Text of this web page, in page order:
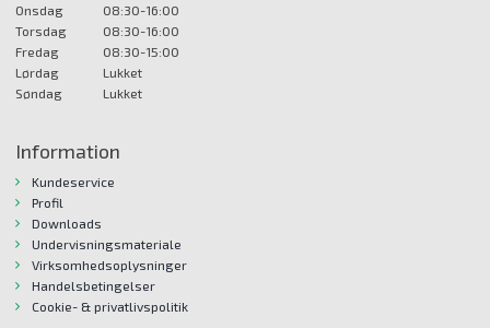
Onsdag
08:30-16:00
Torsdag
08:30-16:00
Fredag
08:30-15:00
Lørdag
Lukket
Søndag
Lukket
Information
Kundeservice
Profil
Downloads
Undervisningsmateriale
Virksomhedsoplysninger
Handelsbetingelser
Cookie- & privatlivspolitik